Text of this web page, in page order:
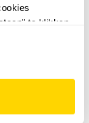
te klikken.